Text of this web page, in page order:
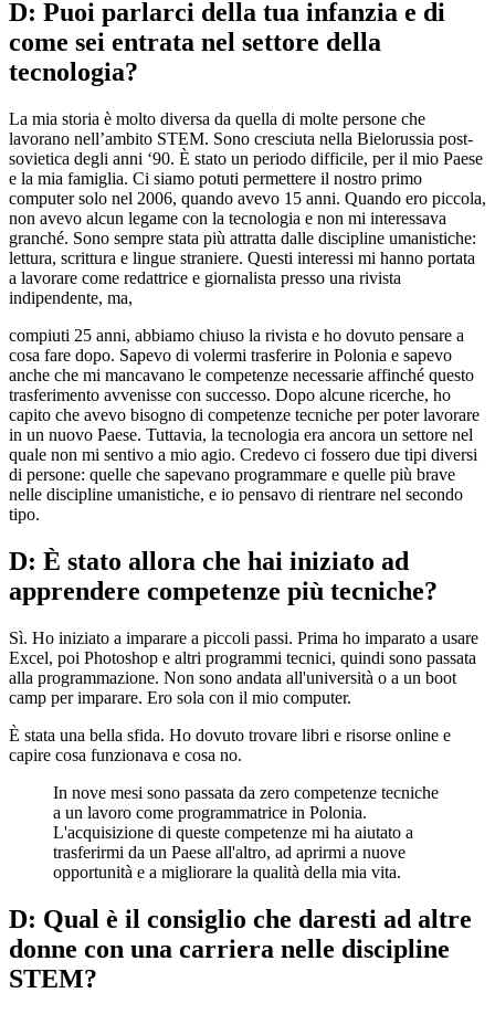
D: Puoi parlarci della tua infanzia e di
come sei entrata nel settore della
tecnologia?
La mia storia è molto diversa da quella di molte persone che
lavorano nell’ambito STEM. Sono cresciuta nella Bielorussia post-
sovietica degli anni ‘90. È stato un periodo difficile, per il mio Paese
e la mia famiglia. Ci siamo potuti permettere il nostro primo
computer solo nel 2006, quando avevo 15 anni. Quando ero piccola,
non avevo alcun legame con la tecnologia e non mi interessava
granché. Sono sempre stata più attratta dalle discipline umanistiche:
lettura, scrittura e lingue straniere. Questi interessi mi hanno portata
a lavorare come redattrice e giornalista presso una rivista
indipendente, ma,
compiuti 25 anni, abbiamo chiuso la rivista e ho dovuto pensare a
cosa fare dopo. Sapevo di volermi trasferire in Polonia e sapevo
anche che mi mancavano le competenze necessarie affinché questo
trasferimento avvenisse con successo. Dopo alcune ricerche, ho
capito che avevo bisogno di competenze tecniche per poter lavorare
in un nuovo Paese. Tuttavia, la tecnologia era ancora un settore nel
quale non mi sentivo a mio agio. Credevo ci fossero due tipi diversi
di persone: quelle che sapevano programmare e quelle più brave
nelle discipline umanistiche, e io pensavo di rientrare nel secondo
tipo.
D: È stato allora che hai iniziato ad
apprendere competenze più tecniche?
Sì. Ho iniziato a imparare a piccoli passi. Prima ho imparato a usare
Excel, poi Photoshop e altri programmi tecnici, quindi sono passata
alla programmazione. Non sono andata all'università o a un boot
camp per imparare. Ero sola con il mio computer.
È stata una bella sfida. Ho dovuto trovare libri e risorse online e
capire cosa funzionava e cosa no.
In nove mesi sono passata da zero competenze tecniche
a un lavoro come programmatrice in Polonia.
L'acquisizione di queste competenze mi ha aiutato a
trasferirmi da un Paese all'altro, ad aprirmi a nuove
opportunità e a migliorare la qualità della mia vita.
D: Qual è il consiglio che daresti ad altre
donne con una carriera nelle discipline
STEM?